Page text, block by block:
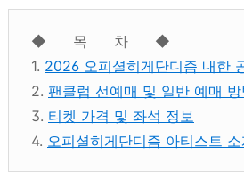
◆ 목 차 ◆
1. 2026 오피셜히게단디즘 내한
2. 팬클럽 선예매 및 일반 예매 방
3. 티켓 가격 및 좌석 정보
4. 오피셜히게단디즘 아티스트